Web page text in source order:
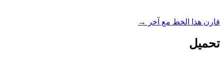
هذا الخط مع آخر →